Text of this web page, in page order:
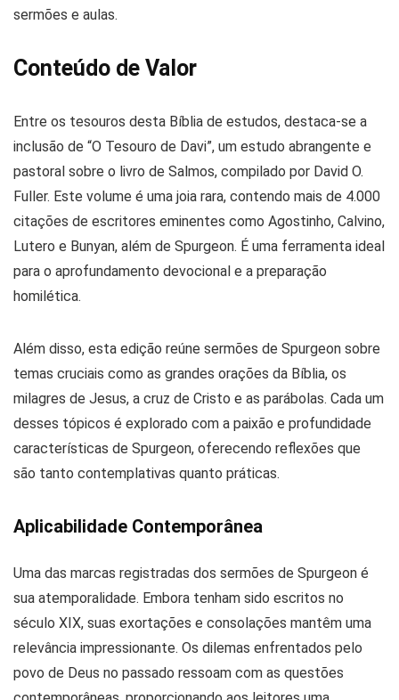
sermões e aulas.
Conteúdo de Valor
Entre os tesouros desta Bíblia de estudos, destaca-se a
inclusão de “O Tesouro de Davi”, um estudo abrangente e
pastoral sobre o livro de Salmos, compilado por David O.
Fuller. Este volume é uma joia rara, contendo mais de 4.000
citações de escritores eminentes como Agostinho, Calvino,
Lutero e Bunyan, além de Spurgeon. É uma ferramenta ideal
para o aprofundamento devocional e a preparação
homilética.
Além disso, esta edição reúne sermões de Spurgeon sobre
temas cruciais como as grandes orações da Bíblia, os
milagres de Jesus, a cruz de Cristo e as parábolas. Cada um
desses tópicos é explorado com a paixão e profundidade
características de Spurgeon, oferecendo reflexões que
são tanto contemplativas quanto práticas.
Aplicabilidade Contemporânea
Uma das marcas registradas dos sermões de Spurgeon é
sua atemporalidade. Embora tenham sido escritos no
século XIX, suas exortações e consolações mantêm uma
relevância impressionante. Os dilemas enfrentados pelo
povo de Deus no passado ressoam com as questões